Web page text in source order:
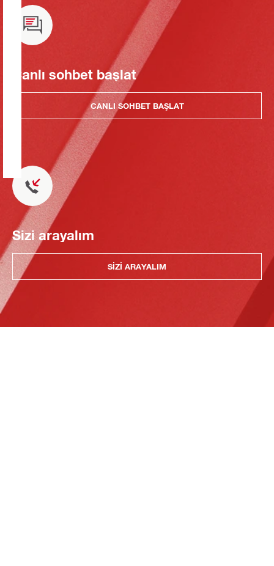
Canlı sohbet başlat
CANLI SOHBET BAŞLAT
Sizi arayalım
SIZI ARAYALIM